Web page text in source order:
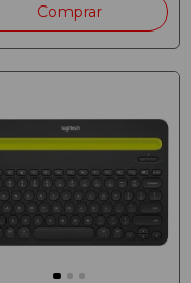
Comprar